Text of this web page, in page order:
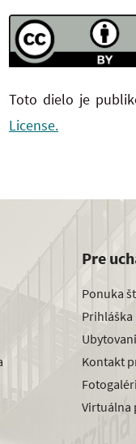
Toto dielo je
License.
Pre
Ponuka
Kontakt
Virtuálna